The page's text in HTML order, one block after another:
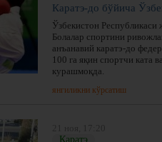
Каратэ-до бўйича
Ўзбекистон Республикаси
Болалар спортини
анъанавий каратэ-до
100 га яқин спортчи ката
курашмоқда.
янгиликни кўрсатиш
Каратэ